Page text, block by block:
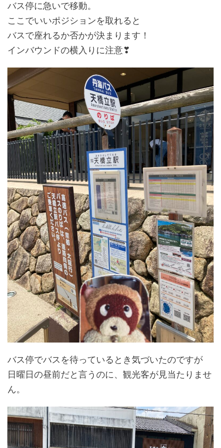
バス停に急いで移動。
ここでいいポジションを取れると
バスで座れるか否かが決まります！
インバウンドの横入りに注意❣
バス停でバスを待っているとき気づいたのですが
日曜日の昼前だと言うのに、観光客が見当たりませ
ん。